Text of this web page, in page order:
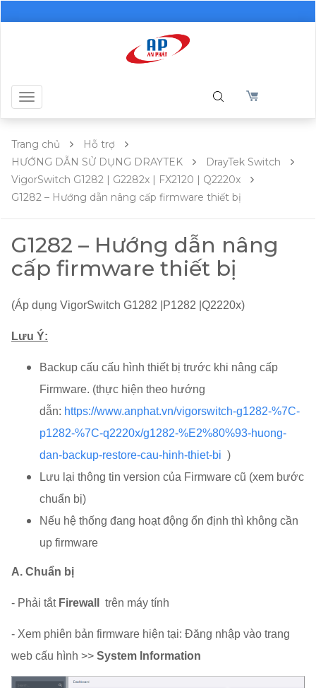
Toggle
navigation
Trang chủ
Hỗ trợ
HƯỚNG DẪN SỬ DỤNG DRAYTEK
DrayTek Switch
VigorSwitch G1282 | G2282x | FX2120 | Q2220x
G1282 – Hướng dẫn nâng cấp firmware thiết bị
G1282 – Hướng dẫn nâng
cấp firmware thiết bị
(Áp dụng VigorSwitch G1282 |P1282 |Q2220x)
Lưu Ý:
Backup cấu cấu hình thiết bị trước khi nâng cấp
Firmware. (thực hiện theo hướng
dẫn: https://www.anphat.vn/vigorswitch-g1282-%7C-
p1282-%7C-q2220x/g1282-%E2%80%93-huong-
dan-backup-restore-cau-hinh-thiet-bi )
Lưu lại thông tin version của Firmware cũ (xem bước
chuẩn bị)
Nếu hệ thống đang hoạt động ổn định thì không cần
up firmware
A. Chuẩn bị
- Phải tắt Firewall trên máy tính
- Xem phiên bản firmware hiện tại: Đăng nhập vào trang
web cấu hình >> System Information